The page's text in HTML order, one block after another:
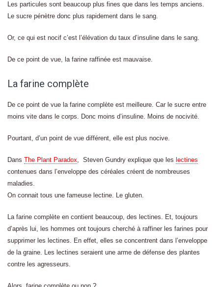
Les particules sont beaucoup plus fines que dans les temps anciens.
Le sucre pénètre donc plus rapidement dans le sang.
Or, ce qui est nocif c’est l’élévation du taux d’insuline dans le sang.
De ce point de vue, la farine raffinée est mauvaise.
La farine complète
De ce point de vue la farine complète est meilleure. Car le sucre entre
moins vite dans le corps. Donc moins d’insuline. Moins de nocivité.
Pourtant, d’un point de vue différent, elle est plus nocive.
Dans The Plant Paradox, Steven Gundry explique que les lectines
contenues dans l’enveloppe des céréales créent de nombreuses
maladies.
On connait tous une fameuse lectine. Le gluten.
La farine complète en contient beaucoup, des lectines. Et, toujours
d’après lui, les hommes ont toujours cherché à raffiner les farines pour
supprimer les lectines. En effet, elles se concentrent dans l’enveloppe
de la graine. Les lectines seraient une arme de défense des plantes
contre les agresseurs.